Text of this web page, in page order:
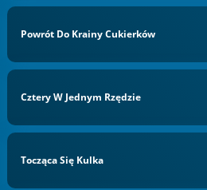
Powrót Do Krainy Cukierków
Cztery W Jednym Rzędzie
Tocząca Się Kulka